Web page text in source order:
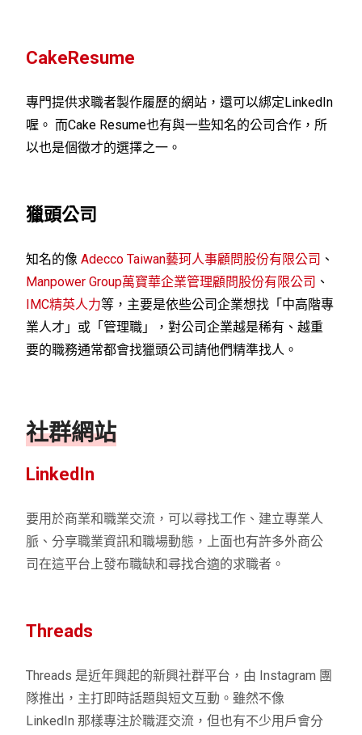
CakeResume
專門提供求職者製作履歷的網站，還可以綁定LinkedIn
喔。 而Cake Resume也有與一些知名的公司合作，所
以也是個徵才的選擇之一。
獵頭公司
知名的像 Adecco Taiwan藝珂人事顧問股份有限公司 、
Manpower Group萬寶華企業管理顧問股份有限公司 、
IMC精英人力等，主要是依些公司企業想找「中高階專
業人才」或「管理職」，對公司企業越是稀有、越重
要的職務通常都會找獵頭公司請他們精準找人。
社群網站
LinkedIn
要用於商業和職業交流，可以尋找工作、建立專業人
脈、分享職業資訊和職場動態，上面也有許多外商公
司在這平台上發布職缺和尋找合適的求職者。
Threads
Threads 是近年興起的新興社群平台，由 Instagram 團
隊推出，主打即時話題與短文互動。雖然不像
LinkedIn 那樣專注於職涯交流，但也有不少用戶會分